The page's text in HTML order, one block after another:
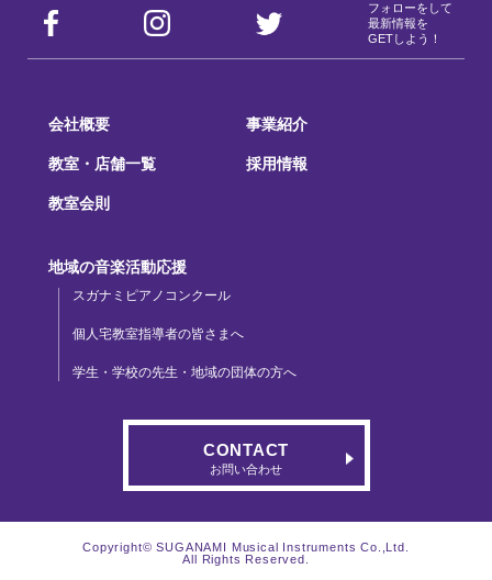
フォローをして
最新情報を
GETしよう！
会社概要 事業紹介
教室・店舗一覧 採用情報
教室会則
地域の音楽活動応援
スガナミピアノコンクール
個人宅教室指導者の皆さまへ
学生・学校の先生・地域の団体の方へ
CONTACT
お問い合わせ
Copyright© SUGANAMI Musical Instruments Co.,Ltd.
All Rights Reserved.